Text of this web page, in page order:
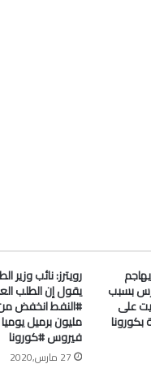
بسبب
على
بكورونا
رويترز: نائب وزير
يقول إن الطلب
مليون برميل
فيروس #كورونا
27 مارس,2020